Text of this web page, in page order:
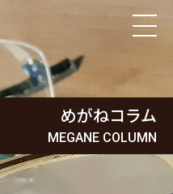
めがねコラム